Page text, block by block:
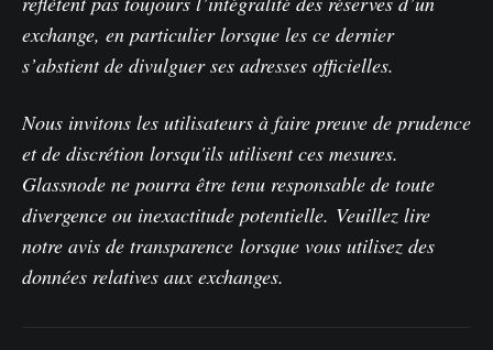
exchange, en particulier lorsque les ce dernier
s’abstient de divulguer ses adresses officielles.
Nous invitons les utilisateurs à faire preuve de prudence
et de discrétion lorsqu'ils utilisent ces mesures.
Glassnode ne pourra être tenu responsable de toute
divergence ou inexactitude potentielle. Veuillez lire
notre avis de transparence lorsque vous utilisez des
données relatives aux exchanges.